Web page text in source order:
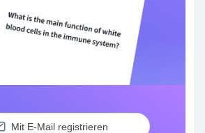
Mit E-Mail registrieren